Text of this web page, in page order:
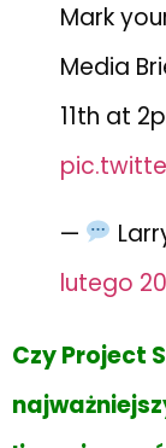
Mark
Media
11th at
—
lutego
Czy Project